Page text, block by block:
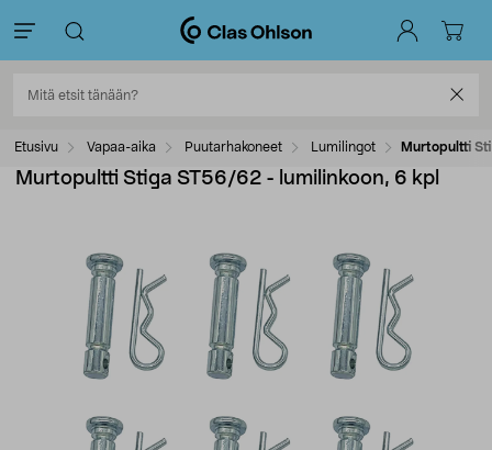
Etusivu Vapaa-aika Puutarhakoneet Lumilingot Murtopultti
Murtopultti Stiga ST56/62 - lumilinkoon, 6 kpl